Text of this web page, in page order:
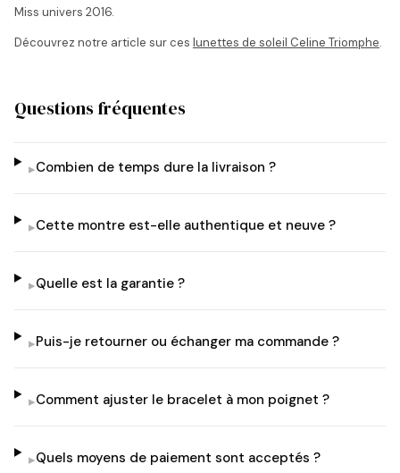
Miss univers 2016.
Découvrez notre article sur ces lunettes de soleil Celine Triomphe.
Questions fréquentes
▸Combien de temps dure la livraison ?
▸Cette montre est-elle authentique et neuve ?
▸Quelle est la garantie ?
▸Puis-je retourner ou échanger ma commande ?
▸Comment ajuster le bracelet à mon poignet ?
▸Quels moyens de paiement sont acceptés ?